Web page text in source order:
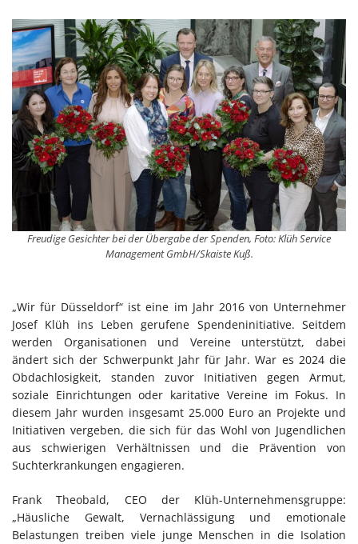
Freudige Gesichter bei der Übergabe der Spenden, Foto: Klüh Service
Management GmbH/Skaiste Kuß.
„Wir für Düsseldorf“ ist eine im Jahr 2016 von Unternehmer
Josef Klüh ins Leben gerufene Spendeninitiative. Seitdem
werden Organisationen und Vereine unterstützt, dabei
ändert sich der Schwerpunkt Jahr für Jahr. War es 2024 die
Obdachlosigkeit, standen zuvor Initiativen gegen Armut,
soziale Einrichtungen oder karitative Vereine im Fokus. In
diesem Jahr wurden insgesamt 25.000 Euro an Projekte und
Initiativen vergeben, die sich für das Wohl von Jugendlichen
aus schwierigen Verhältnissen und die Prävention von
Suchterkrankungen engagieren.
Frank Theobald, CEO der Klüh-Unternehmensgruppe:
„Häusliche Gewalt, Vernachlässigung und emotionale
Belastungen treiben viele junge Menschen in die Isolation